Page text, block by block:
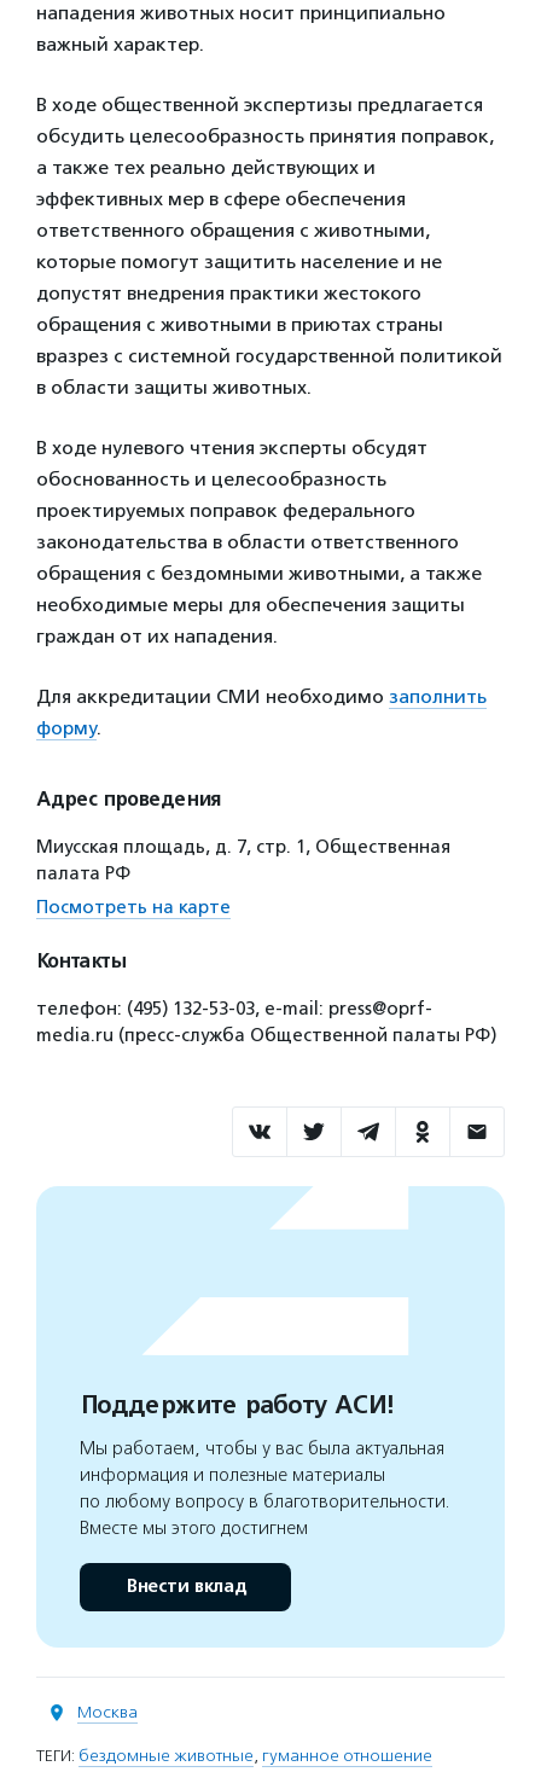
нападения животных носит принципиально
важный характер.
В ходе общественной экспертизы предлагается
обсудить целесообразность принятия поправок,
а также тех реально действующих и
эффективных мер в сфере обеспечения
ответственного обращения с животными,
которые помогут защитить население и не
допустят внедрения практики жестокого
обращения с животными в приютах страны
вразрез с системной государственной политикой
в области защиты животных.
В ходе нулевого чтения эксперты обсудят
обоснованность и целесообразность
проектируемых поправок федерального
законодательства в области ответственного
обращения с бездомными животными, а также
необходимые меры для обеспечения защиты
граждан от их нападения.
Для аккредитации СМИ необходимо заполнить
форму.
Адрес проведения
Миусская площадь, д. 7, стр. 1, Общественная
палата РФ
Посмотреть на карте
Контакты
телефон: (495) 132-53-03, e-mail: press@oprf-
media.ru (пресс-служба Общественной палаты РФ)
Поддержите работу АСИ!
Мы работаем, чтобы у вас была актуальная
информация и полезные материалы
по любому вопросу в благотворительности.
Вместе мы этого достигнем
Внести вклад
Москва
ТЕГИ: бездомные животные, гуманное отношение